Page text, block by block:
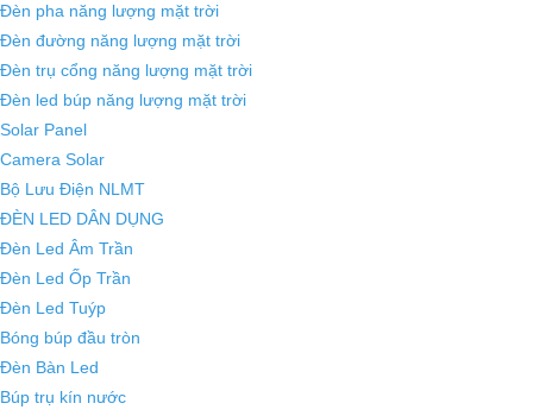
Đèn pha năng lượng mặt trời
Đèn đường năng lượng mặt trời
Đèn trụ cổng năng lượng mặt trời
Đèn led búp năng lượng mặt trời
Solar Panel
Camera Solar
Bộ Lưu Điện NLMT
ĐÈN LED DÂN DỤNG
Đèn Led Âm Trần
Đèn Led Ốp Trần
Đèn Led Tuýp
Bóng búp đầu tròn
Đèn Bàn Led
Búp trụ kín nước